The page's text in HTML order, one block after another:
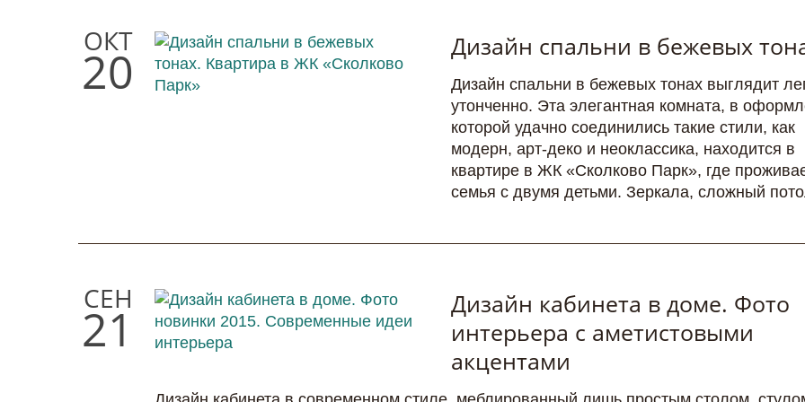
ОКТ
20 Дизайн спальни в бежевых
Дизайн спальни в бежевых тонах выглядит
утонченно. Эта элегантная комната, в
которой удачно соединились такие стили, как
модерн, арт-деко и неоклассика, находится в
квартире в ЖК «Сколково Парк», где
семья с двумя детьми. Зеркала, сложный
СЕН
21
Дизайн кабинета в доме. Фото
интерьера с аметистовыми
акцентами